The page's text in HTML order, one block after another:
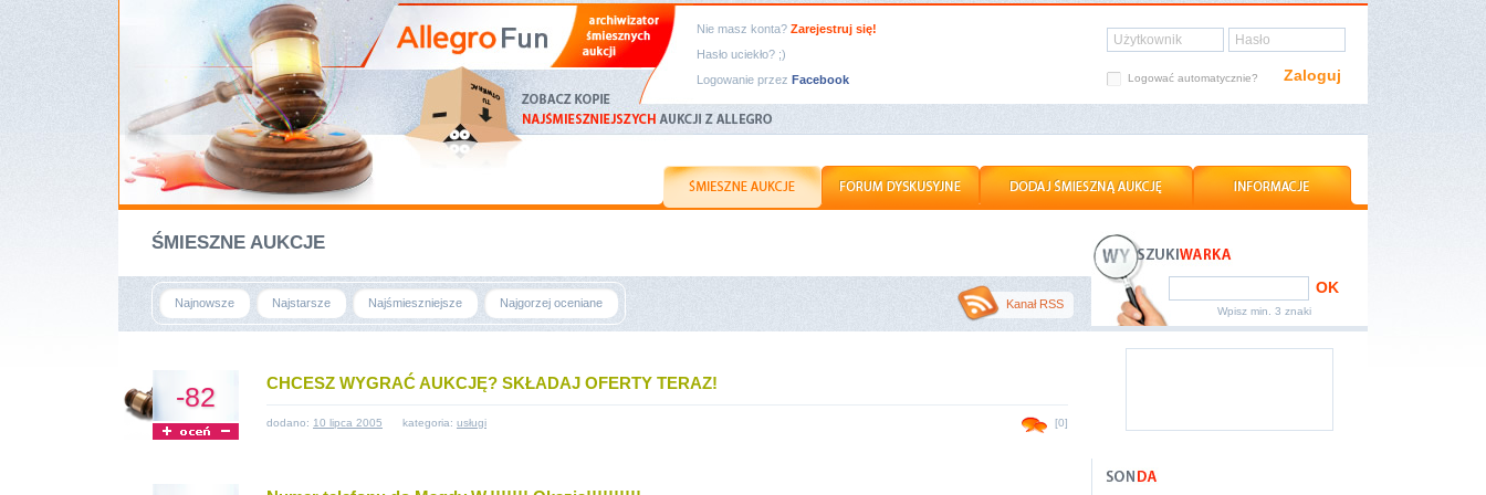
Nie masz konta? Zarejestruj się!
Hasło uciekło? ;)
Logowanie przez Facebook
Użytkownik Hasło
Logować automatycznie? Zaloguj
ŚMIESZNE AUKCJE
Najnowsze Najstarsze Najśmieszniejsze Najgorzej oceniane Kanał RSS
-82 CHCESZ WYGRAĆ AUKCJĘ? SKŁADAJ OFERTY TERAZ!
dodano: 10 lipca 2005 kategoria: usługi [0]
OK
Wpisz min. 3 znaki